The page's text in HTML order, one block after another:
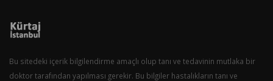
Bu sitedeki içerik bilgilendirme amaçlı olup tanı ve tedavinin mutlaka bir
doktor tarafından yapılması gerekir. Bu bilgiler hastalıkların tanı ve